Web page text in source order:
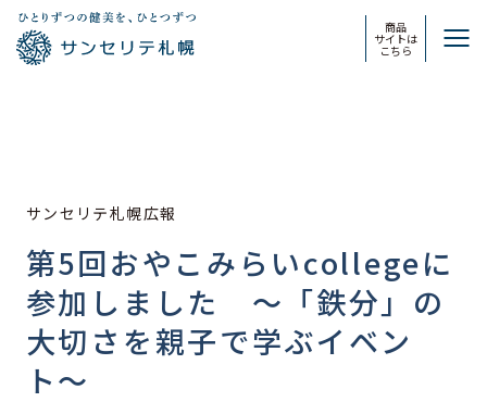
商品
サイトは
こちら
サンセリテ札幌広報
第5回おやこみらいcollegeに
参加しました 〜「鉄分」の
大切さを親子で学ぶイベン
ト〜